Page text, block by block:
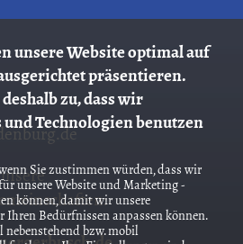
unsere Website optimal auf
präsentieren.
zu, dass wir
Technologien benutzen
Sie zustimmen würden, dass wir
unsere Website und Marketing -
können, damit wir unsere
Ihren Bedürfnissen anpassen können.
bzw. mobil